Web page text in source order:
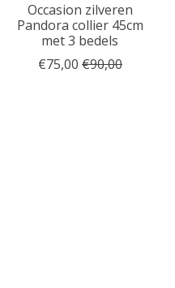
Occasion zilveren
Pandora collier 45cm
met 3 bedels
€75,00 €90,00